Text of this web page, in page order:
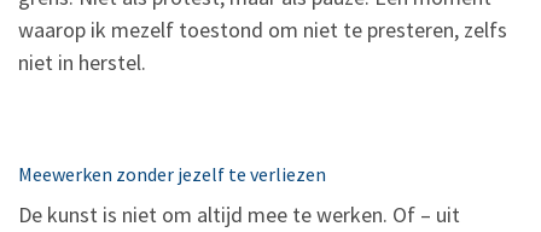
waarop ik mezelf toestond om niet te presteren, zelfs
niet in herstel.
Meewerken zonder jezelf te verliezen
De kunst is niet om altijd mee te werken. Of – uit